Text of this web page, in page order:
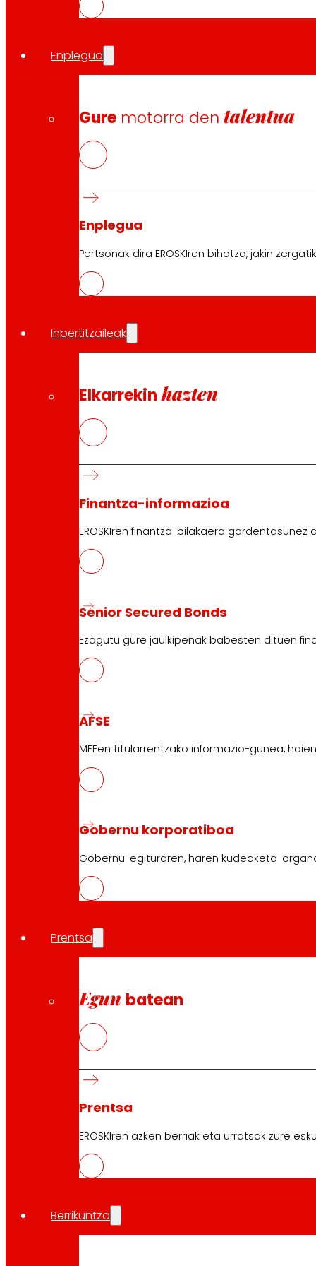
Enplegua
Gure motorra dentalentua
Enplegua
Pertsonak dira EROSKIren bihotza, jakin
Inbertitzaileak
Elkarrekin hazten
Finantza-informazioa
EROSKIren finantza-bilakaera
Senior Secured Bonds
Ezagutu gure jaulkipenak babesten dituen
AFSE
MFEen titularrentzako informazio-gunea,
Gobernu korporatiboa
Gobernu-egituraren, haren kudeaketa-
Prentsa
Egun batean
Prentsa
EROSKIren azken berriak eta urratsak zure
Berrikuntza